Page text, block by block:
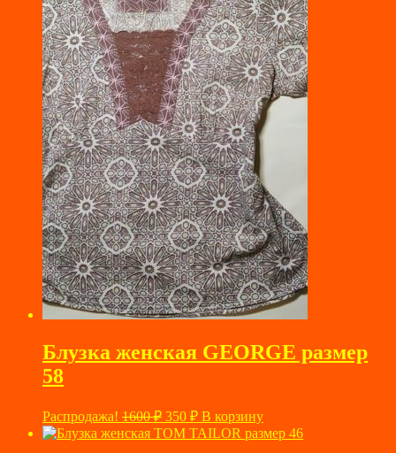
Блузка женская GEORGE размер
58
Распродажа! 1600₽ Первоначальная
цена
составляла
350 ₽Текущая
цена:
В корзину